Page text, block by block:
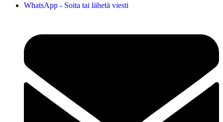
WhatsApp - Soita tai lähetä viesti